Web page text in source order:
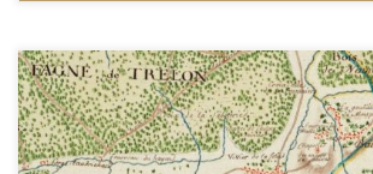
Début 2018, j’avais initié une méthode de recherches